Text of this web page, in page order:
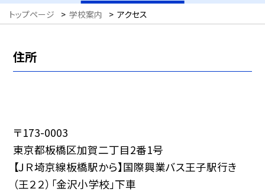
トップページ > 学校案内 > アクセス
住所
〒173-0003
東京都板橋区加賀二丁目2番1号
【ＪＲ埼京線板橋駅から】国際興業バス王子駅行き
（王２２）「金沢小学校」下車